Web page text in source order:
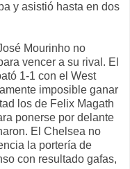
y asistió hasta en dos
Mourinho no
vencer a su rival. El
1-1 con el West
imposible ganar
los de Felix Magath
ponerse por delante
El Chelsea no
la portería de
con resultado gafas,